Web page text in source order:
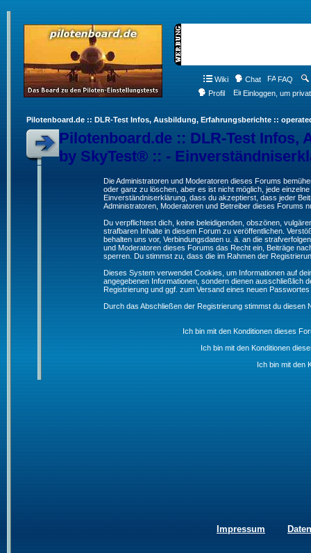
Wiki Chat FAQ
Profil
Einloggen, um
Pilotenboard.de :: DLR-Test Infos, Ausbildung, Erfahrungsberichte ::
Pilotenboard.de :: DLR-Test
by SkyTest® :: -
Die Administratoren und Moderatoren dieses Forums
oder ganz zu löschen, aber es ist nicht möglich, jede
Einverständniserklärung, dass du akzeptierst, dass jeder
Administratoren, Moderatoren und Betreiber dieses Forums
Du verpflichtest dich, keine beleidigenden, obszönen,
strafbaren Inhalte in diesem Forum zu veröffentlichen.
behalten uns vor, Verbindungsdaten u. ä. an die
und Moderatoren dieses Forums das Recht ein, Beiträge
sperren. Du stimmst zu, dass die im Rahmen der
Dieses System verwendet Cookies, um Informationen auf
angegebenen Informationen, sondern dienen ausschließlich
Registrierung und ggf. zum Versand eines neuen
Durch das Abschließen der Registrierung stimmst du diesen
Ich bin mit den Konditionen dieses
Ich bin mit den Konditionen
Ich bin mit den
Impressum